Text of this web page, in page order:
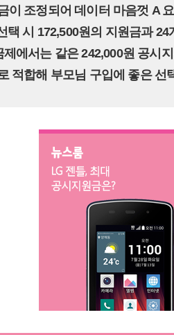
이 조정되어 데이터 마음껏 A
시 172,500원의 지원금과 24
에서는 같은 242,000원 공시
적합해 부모님 구입에 좋은 선